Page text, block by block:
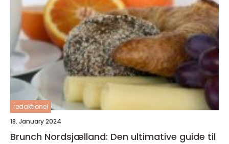
redaktionel
18. January 2024
Brunch Nordsjælland: Den ultimative guide til